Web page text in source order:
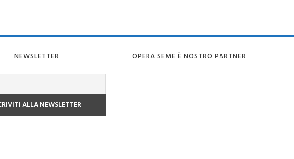
NEWSLETTER OPERA SEME È NOSTRO PARTNER